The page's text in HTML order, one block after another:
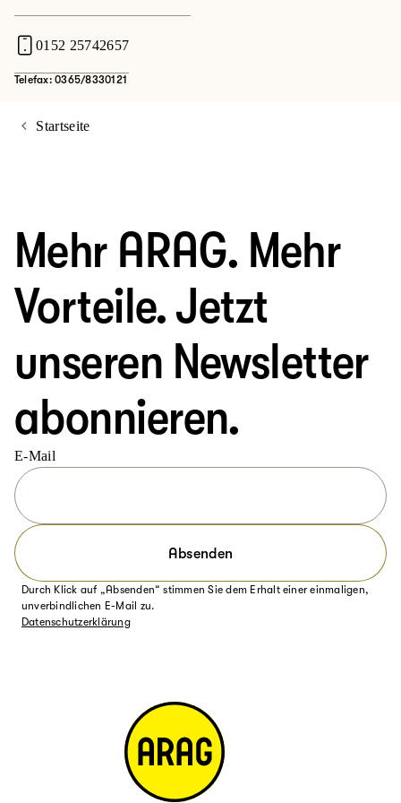
0152 25742657
Telefax: 0365/8330121
Startseite
Mehr ARAG. Mehr
Vorteile. Jetzt
unseren Newsletter
abonnieren.
E-Mail
Absenden
Durch Klick auf „Absenden“ stimmen Sie dem Erhalt einer einmaligen,
unverbindlichen E-Mail zu.
Datenschutzerklärung